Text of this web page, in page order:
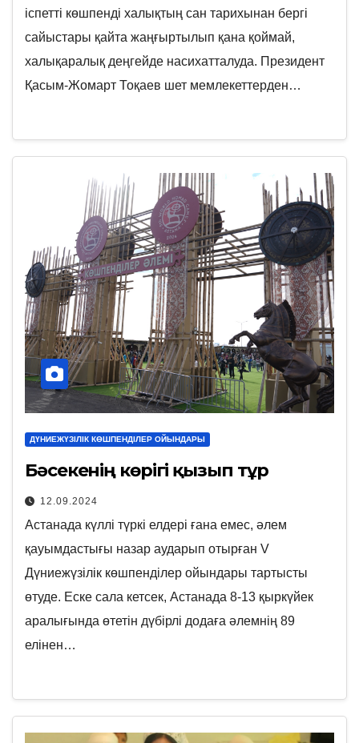
іспетті көшпенді халықтың сан тарихынан бергі
сайыстары қайта жаңғыртылып қана қоймай,
халықаралық деңгейде насихатталуда. Президент
Қасым-Жомарт Тоқаев шет мемлекеттерден…
ДҮНИЕЖҮЗІЛІК КӨШПЕНДІЛЕР ОЙЫНДАРЫ
Бәсекенің көрігі қызып тұр
12.09.2024
Астанада күллі түркі елдері ғана емес, әлем
қауымдастығы назар аударып отырған V
Дүниежүзілік көшпенділер ойындары тартысты
өтуде. Еске сала кетсек, Астанада 8-13 қыркүйек
аралығында өтетін дүбірлі додаға әлемнің 89
елінен…